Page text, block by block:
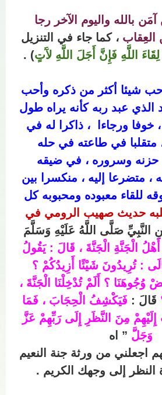
بالله واليوم الآخر رجا
العِقاب ، كما جاء في التنزيل
اللَّهِ فَإِنَّ أَجَلَ اللَّهِ لآَتٍ)
.
شيئا أكثر من ذكره وأحب
الذي عبد ربه كأنه يراه طول
، خوفا ورجاءا ، ذاكرا له في
متقلبا في طاعته في حله
حزنه وسروره ، في ضيقه
، متضرعا إليه ، منكسرا بين
للقاء معبوده ومحبوبه كل
حديث صهيب الرومي في
النَّبِيِّ صَلَّى اللَّهُ عَلَيْهِ وَسَلَّمَ
أَهْلُ الْجَنَّةِ الْجَنَّةَ ، قَالَ : يَقُولُ
: تُرِيدُونَ شَيْئًا أَزِيدُكُمْ ؟
وُجُوهَنَا ؟ أَلَمْ تُدْخِلْنَا الْجَنَّةَ ،
قَالَ : فَيَكْشِفُ الْحِجَابَ، فَمَا
إِلَيْهِمْ مِنَ النَّظَرِ إِلَى رَبِّهِمْ عَزَّ
وَجَلَّ ” اه
اجعلني من ورثة جنة النعيم
النظر إلى وجهك الكريم .